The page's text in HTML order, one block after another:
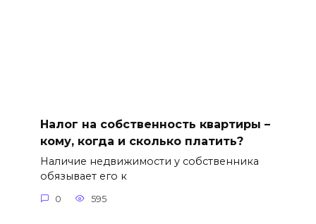
Налог на собственность квартиры –
кому, когда и сколько платить?
Наличие недвижимости у собственника
обязывает его к
0 595